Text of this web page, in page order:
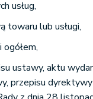
usług,
towaru lub usługi,
ustawy, aktu
przepisu dyrektywy